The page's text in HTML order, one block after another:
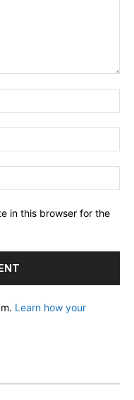
in this browser for the
Learn how your